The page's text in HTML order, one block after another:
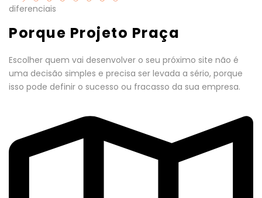
diferenciais
Porque Projeto Praça
Escolher quem vai desenvolver o seu próximo site não é
uma decisão simples e precisa ser levada a sério, porque
isso pode definir o sucesso ou fracasso da sua empresa.